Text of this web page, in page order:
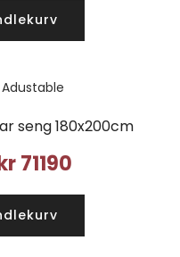
kr68790.
seng 180x200cm
71190
kr71190.